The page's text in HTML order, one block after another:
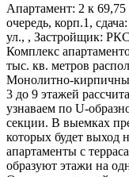
Апартамент: 2 к 69,75
очередь, корп.1,
ул., , Застройщик:
Комплекс
тыс. кв. метров
Монолитно-
3 до 9 этажей
узнаваем по U-
секции. В выемках
которых будет выход
апартаменты с
образуют этажи на